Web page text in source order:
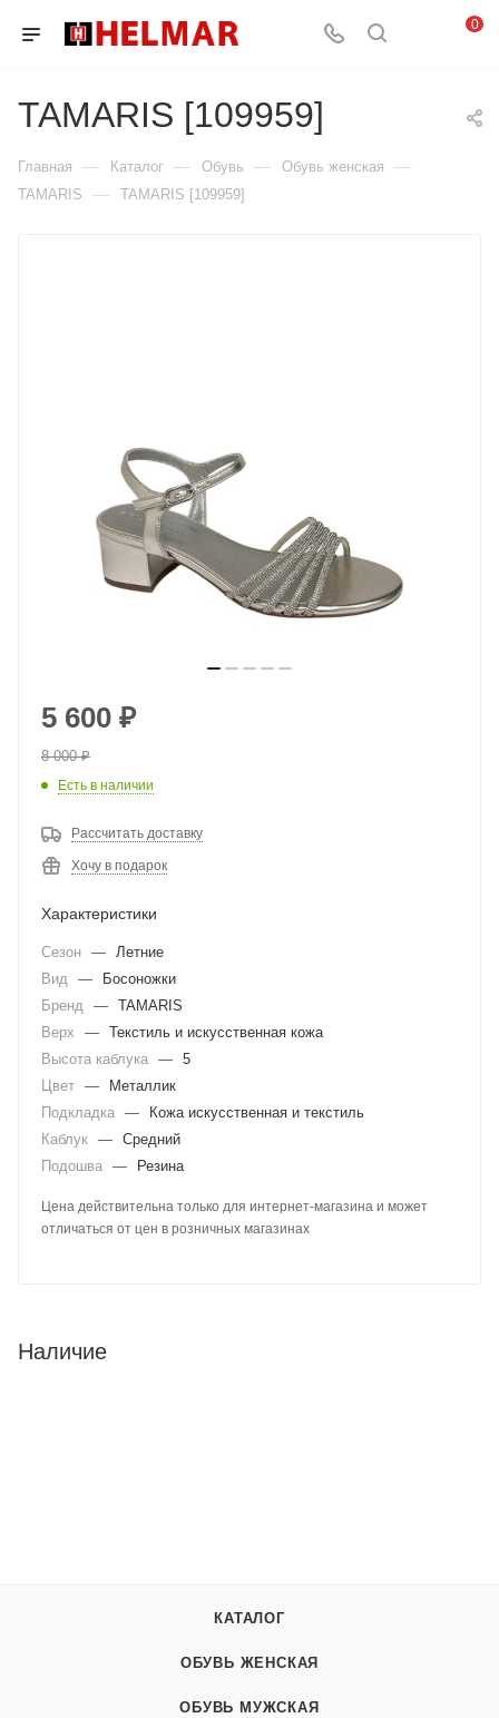
0
TAMARIS [109959]
Главная — Каталог — Обувь — Обувь женская —
TAMARIS — TAMARIS [109959]
5 600 ₽
8 000₽
Есть в наличии
Рассчитать доставку
Хочу в подарок
Характеристики
Сезон —
Летние
Вид
—
Босоножки
Бренд
— TAMARIS
Верх
— Текстиль и искусственная кожа
Высота каблука — 5
Цвет —
Металлик
Подкладка —
Кожа искусственная и текстиль
Каблук — Средний
Подошва — Резина
Цена действительна только для интернет-магазина и может
отличаться от цен в розничных магазинах
Наличие
КАТАЛОГ
ОБУВЬ ЖЕНСКАЯ
ОБУВЬ МУЖСКАЯ